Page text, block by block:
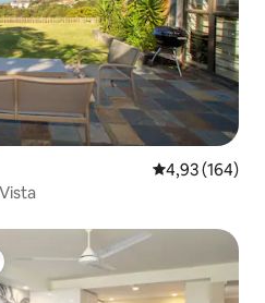
4,93 de
4,93 (164)